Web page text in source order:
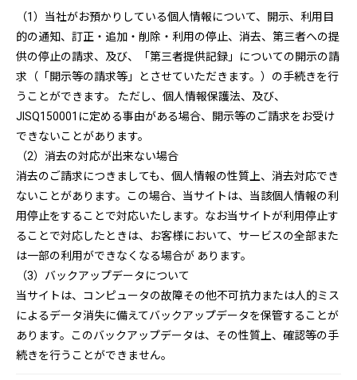
（1）当社がお預かりしている個人情報について、開示、利用目
的の通知、訂正・追加・削除・利用の停止、消去、第三者への提
供の停止の請求、及び、「第三者提供記録」についての開示の請
求（「開示等の請求等」とさせていただきます。）の手続きを行
うことができます。 ただし、個人情報保護法、及び、
JISQ150001に定める事由がある場合、開示等のご請求をお受け
できないことがあります。
（2）消去の対応が出来ない場合
消去のご請求につきましても、個人情報の性質上、消去対応でき
ないことがあります。この場合、当サイトは、当該個人情報の利
用停止をすることで対応いたします。なお当サイトが利用停止す
ることで対応したときは、お客様において、サービスの全部また
は一部の利用ができなくなる場合が あります。
（3）バックアップデータについて
当サイトは、コンピュータの故障その他不可抗力または人的ミス
によるデータ消失に備えてバックアップデータを保管することが
あります。このバックアップデータは、その性質上、確認等の手
続きを行うことができません。